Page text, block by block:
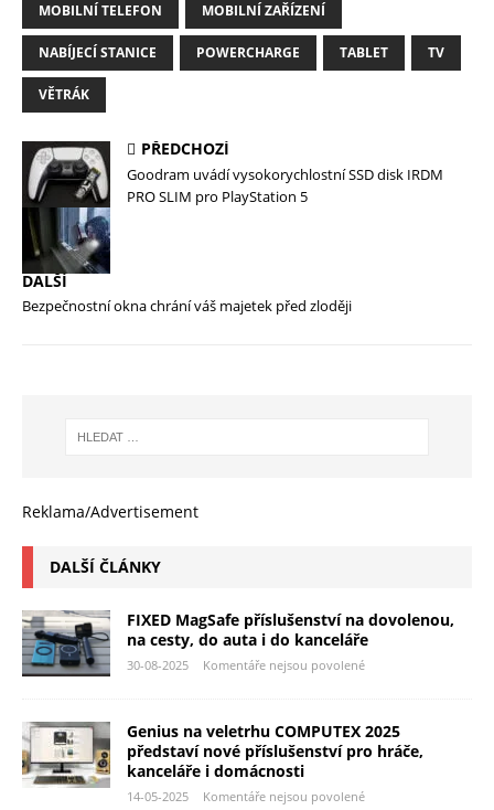
MOBILNÍ TELEFON MOBILNÍ ZAŘÍZENÍ
NABÍJECÍ STANICE POWERCHARGE TABLET TV
VĚTRÁK
PŘEDCHOZÍ
Goodram uvádí vysokorychlostní SSD disk IRDM
PRO SLIM pro PlayStation 5
DALŠÍ
Bezpečnostní okna chrání váš majetek před zloději
Reklama/Advertisement
DALŠÍ ČLÁNKY
FIXED MagSafe příslušenství na dovolenou,
na cesty, do auta i do kanceláře
30-08-2025 Komentáře nejsou povolené
Genius na veletrhu COMPUTEX 2025
představí nové příslušenství pro hráče,
kanceláře i domácnosti
14-05-2025 Komentáře nejsou povolené